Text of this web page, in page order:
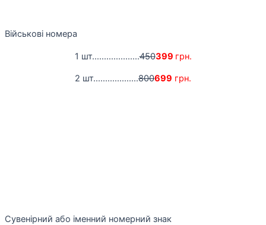
Військові номера
1 шт....................450399 грн.
2 шт...................800699 грн.
Сувенірний або іменний номерний знак